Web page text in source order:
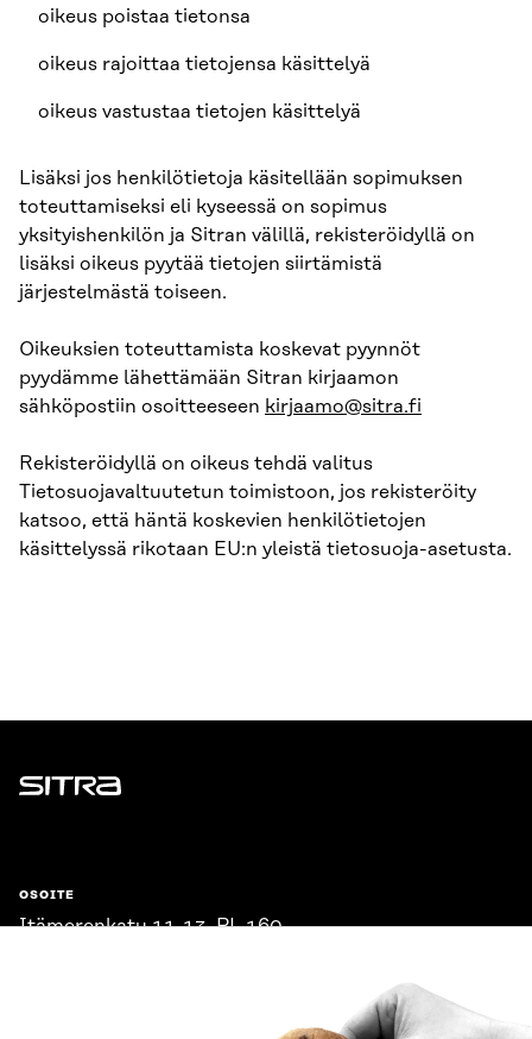
oikeus poistaa tietonsa
oikeus rajoittaa tietojensa käsittelyä
oikeus vastustaa tietojen käsittelyä
Lisäksi jos henkilötietoja käsitellään sopimuksen
toteuttamiseksi eli kyseessä on sopimus
yksityishenkilön ja Sitran välillä, rekisteröidyllä on
lisäksi oikeus pyytää tietojen siirtämistä
järjestelmästä toiseen.
Oikeuksien toteuttamista koskevat pyynnöt
pyydämme lähettämään Sitran kirjaamon
sähköpostiin osoitteeseen kirjaamo@sitra.fi
Rekisteröidyllä on oikeus tehdä valitus
Tietosuojavaltuutetun toimistoon, jos rekisteröity
katsoo, että häntä koskevien henkilötietojen
käsittelyssä rikotaan EU:n yleistä tietosuoja-asetusta.
Sitra
OSOITE
Itämerenkatu 11-13, PL 160,